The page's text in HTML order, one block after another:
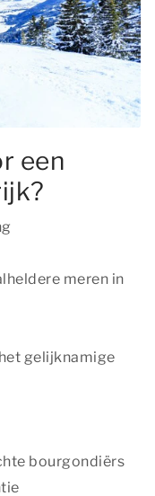
een
meren in
gelijknamige
bourgondiërs